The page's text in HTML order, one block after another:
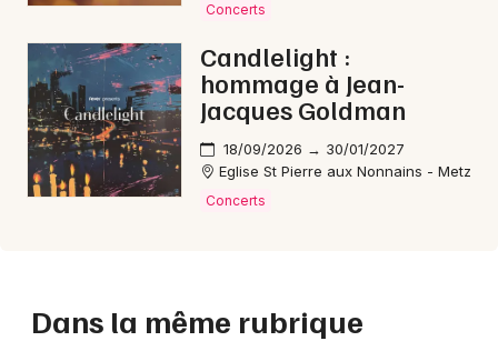
Concerts
Candlelight :
hommage à Jean-
Jacques Goldman
18/09/2026 → 30/01/2027
Eglise St Pierre aux Nonnains - Metz
Concerts
Dans la même rubrique